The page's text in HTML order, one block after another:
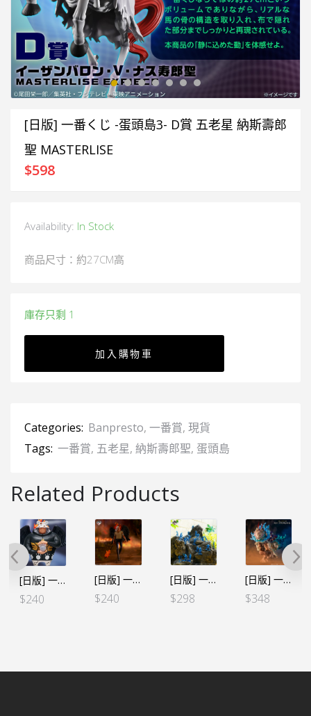
[日版] 一番くじ -蛋頭島3- D賞 五老星 納斯壽郎
聖 MASTERLISE
$598
Availability: In Stock
商品尺寸：約27CM高
庫存只剩 1
加入購物車
Categories: Banpresto, 一番賞, 現貨
Tags: 一番賞, 五老星, 納斯壽郎聖, 蛋頭島
Related Products
[日版] 一番くじ -蛋頭島- G賞 S熊
$240
[日版] 一番くじ -雷鳴への忠誠-B賞燼
$240
[日版] 一番くじ -絶対的正義- E賞 海軍士兵24枚SET
$298
[日版] 一番くじ 鬼ヶ島EX-B賞 幻獸大和
$348